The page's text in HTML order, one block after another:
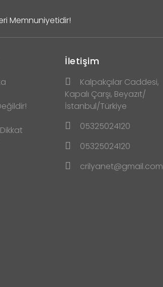
Memnuniyetidir!
İletişim
Kalpakçılar Caddesi,
Kapalı Çarşı, Beyazıt/
İstanbul/Türkiye
05325024120
05325024120
crilyanet@gmail.com